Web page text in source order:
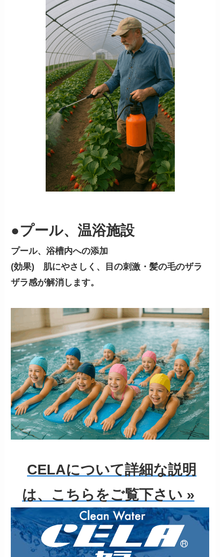
●プール、温浴施設
プール、浴槽内への添加
(効果) 肌にやさしく、目の刺激・髪の毛のザラ
ザラ感が解消します。
CELAについて詳細な説明
は、こちらをご覧下さい »